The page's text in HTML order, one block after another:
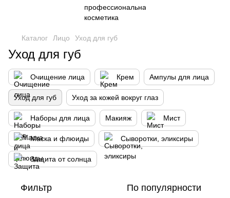
Каталог Лицо Уход для губ
Уход для губ
Очищение лица Крем Ампулы для лица
Уход для губ Уход за кожей вокруг глаз
Наборы для лица Макияж Мист
Маска и флюиды Сыворотки, эликсиры
Защита от солнца
Фильтр По популярности